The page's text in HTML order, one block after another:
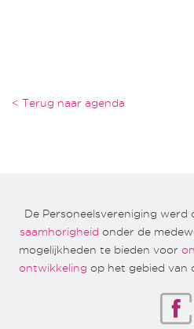
< Terug naar agenda
De Personeelsvereniging
saamhorigheid onder de
mogelijkheden te bieden voor
ontwikkeling op het gebied van